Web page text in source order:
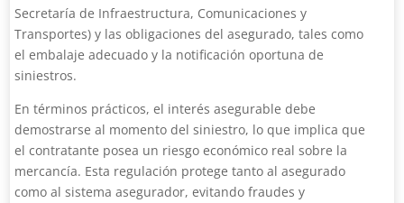
Secretaría de Infraestructura, Comunicaciones y
Transportes) y las obligaciones del asegurado, tales como
el embalaje adecuado y la notificación oportuna de
siniestros.
En términos prácticos, el interés asegurable debe
demostrarse al momento del siniestro, lo que implica que
el contratante posea un riesgo económico real sobre la
mercancía. Esta regulación protege tanto al asegurado
como al sistema asegurador, evitando fraudes y